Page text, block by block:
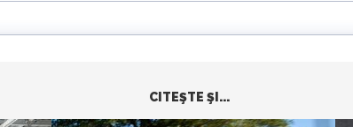
CITEŞTE ŞI...